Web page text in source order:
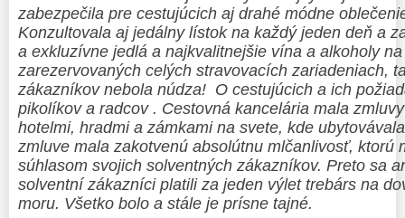
zabezpečila pre cestujúcich aj drahé módne
Konzultovala aj jedálny lístok na každý jeden deň a
a exkluzívne jedlá a najkvalitnejšie vína a alkoholy
zarezervovaných celých stravovacích zariadeniach,
zákazníkov nebola núdza! O cestujúcich a ich
pikolíkov a radcov . Cestovná kancelária mala
hotelmi, hradmi a zámkami na svete, kde
zmluve mala zakotvenú absolútnu mlčanlivosť, ktorú
súhlasom svojich solventných zákazníkov. Preto sa
solventní zákazníci platili za jeden výlet trebárs na
moru. Všetko bolo a stále je prísne tajné.